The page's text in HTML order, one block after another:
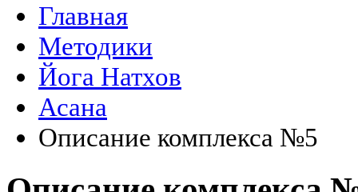
Главная
Методики
Йога Натхов
Асана
Описание комплекса №5